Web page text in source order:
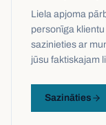
Liela apjoma
personīga
sazinieties ar
jūsu faktiskajam
Sazināties